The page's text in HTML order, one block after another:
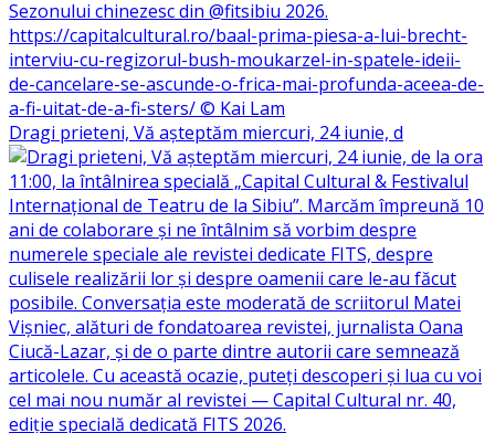
Dragi prieteni, Vă așteptăm miercuri, 24 iunie, d